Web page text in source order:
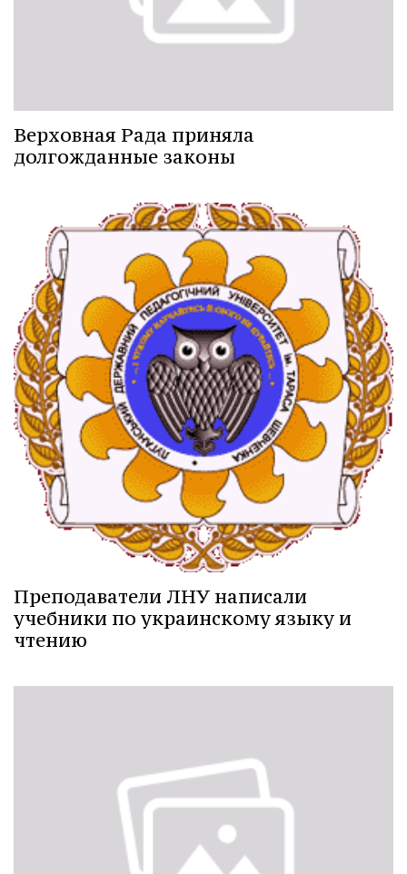
Верховная Рада приняла
долгожданные законы
Преподаватели ЛНУ написали
учебники по украинскому языку и
чтению